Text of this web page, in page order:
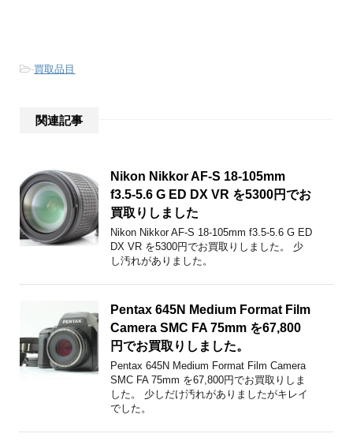
-買取品目
関連記事
Nikon Nikkor AF-S 18-105mm
f3.5-5.6 G ED DX VR を5300円でお
買取りしました
Nikon Nikkor AF-S 18-105mm f3.5-5.6 G ED
DX VR を5300円でお買取りしました。 少
し汚れがありました。
Pentax 645N Medium Format Film
Camera SMC FA 75mm を67,800
円でお買取りしました。
Pentax 645N Medium Format Film Camera
SMC FA 75mm を67,800円でお買取りしま
した。 少しだけ汚れがありましたがキレイ
でした。